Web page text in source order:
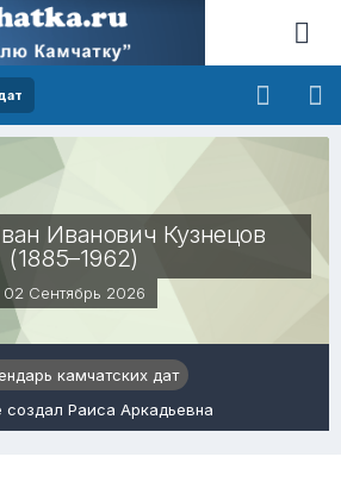
Иванович Кузнецов
(1885–1962)
02 Сентябрь 2026
камчатских дат
создал Раиса Аркадьевна